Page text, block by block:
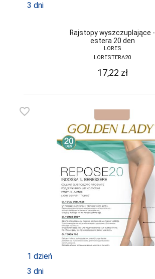
SENSIS
SESTO-SENSO
SLOGGI
SPAIO
STEVEN
SZATA
TAK
TARO
TOPGAL
TRE STELLE
3 dni
Rajstopy wyszczuplające -
estera 20 den
LORES
LORESTERA20
17,22 zł
favorite_border
1 dzień
3 dni